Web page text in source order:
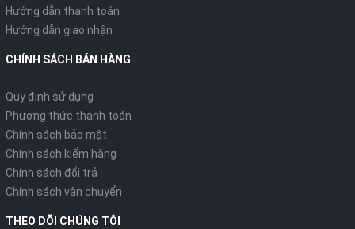
Hướng dẫn thanh toán
Hướng dẫn giao nhận
CHÍNH SÁCH BÁN HÀNG
Quy định sử dụng
Phương thức thanh toán
Chính sách bảo mật
Chính sách kiểm hàng
Chính sách đổi trả
Chính sách vận chuyển
THEO DÕI CHÚNG TÔI